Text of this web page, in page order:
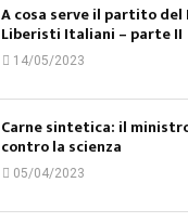
A cosa serve il partito del
Liberisti Italiani – parte II
14/05/2023
Carne sintetica: il
contro la scienza
05/04/2023